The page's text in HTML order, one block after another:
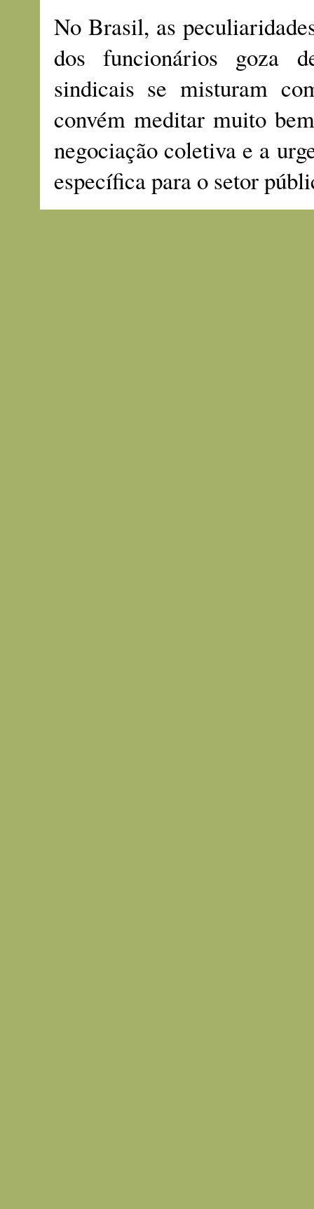
No Brasil, as
dos funcionários goza
sindicais se misturam
convém meditar muito
negociação coletiva e a
específica para o setor